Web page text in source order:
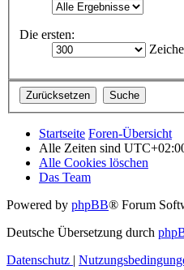
Die ersten:
Startseite Foren-Übersicht
Alle Zeiten sind
Alle Cookies löschen
Das Team
Powered by phpBB® Forum
Deutsche Übersetzung durch
Datenschutz |